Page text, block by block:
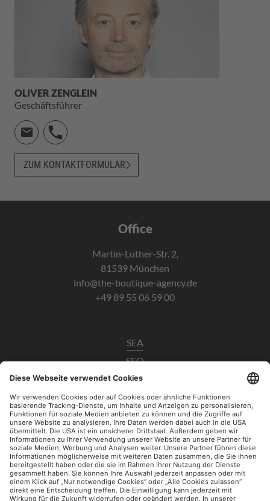
OLIVER ZENGLEIN
Geschäftsführer
ZUM KONTAKTFORMULAR
Office
Martin-Luther-Str. 2,
81539 München
info@the-boutique-agency.de
+49 89 55 06 59 00
SEA
SEO
Data Analytics
UX / CRO
Paid Social